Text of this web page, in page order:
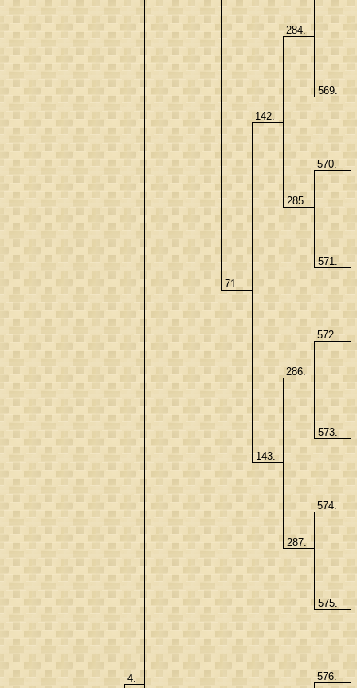
4.
71.
142.
284.
569.
285.
570.
571.
143.
286.
572.
573.
287.
574.
575.
576.